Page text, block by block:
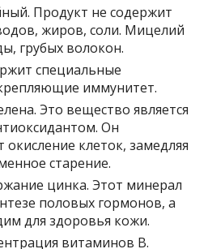
Продукт не содержит
жиров, соли. Мицелий
грубых волокон.
специальные
иммунитет.
Это вещество является
Он
окисление клеток, замедляя
старение.
цинка. Этот минерал
половых гормонов, а
для здоровья кожи.
витаминов B.